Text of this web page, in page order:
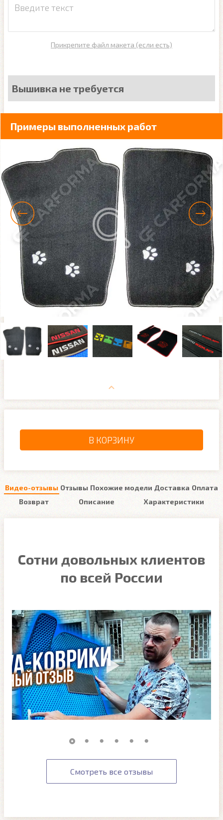
Прикрепите файл макета (если есть)
Вышивка не требуется
Примеры выполненных работ
В КОРЗИНУ
Видео-отзывы Отзывы Похожие модели Доставка Оплата
Возврат
Описание Характеристики
Сотни довольных клиентов
по всей России
Смотреть все отзывы